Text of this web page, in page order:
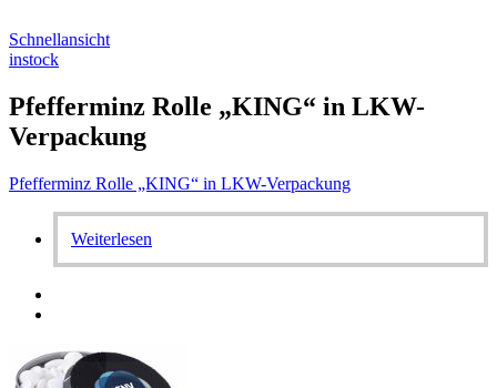
Schnellansicht
instock
Pfefferminz Rolle „KING“ in LKW-
Verpackung
Pfefferminz Rolle „KING“ in LKW-Verpackung
Weiterlesen